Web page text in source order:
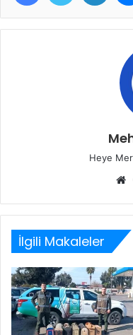
Heye
İlgili Makaleler